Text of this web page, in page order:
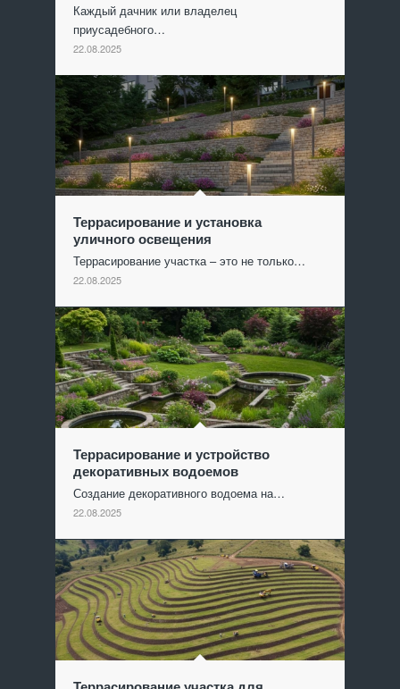
Каждый дачник или владелец
приусадебного…
22.08.2025
Террасирование и установка
уличного освещения
Террасирование участка – это не только…
22.08.2025
Террасирование и устройство
декоративных водоемов
Создание декоративного водоема на…
22.08.2025